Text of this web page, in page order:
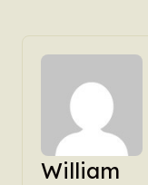
William